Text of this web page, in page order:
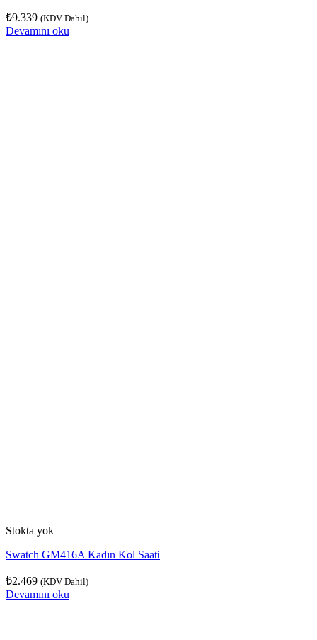
₺9.339 (KDV Dahil)
Devamını oku
Stokta yok
Swatch GM416A Kadın Kol Saati
₺2.469 (KDV Dahil)
Devamını oku